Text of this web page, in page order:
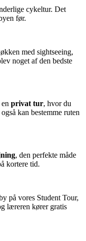
cykeltur. Det
før.
med sightseeing,
noget af den bedste
privat tur, hvor du
kan bestemme ruten
, den perfekte måde
kortere tid.
på vores Student Tour,
læreren kører gratis